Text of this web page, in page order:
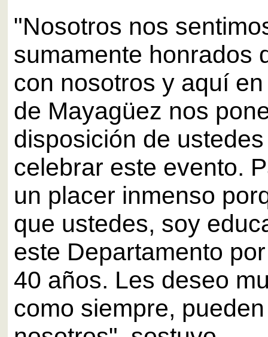
"Nosotros nos
sumamente honrados
con nosotros y aquí
de Mayagüez nos
disposición de
celebrar este evento.
un placer inmenso
que ustedes, soy
este Departamento
40 años. Les deseo
como siempre,